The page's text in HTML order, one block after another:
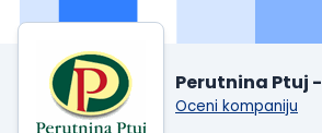
Perutnina Ptuj
Oceni kompaniju